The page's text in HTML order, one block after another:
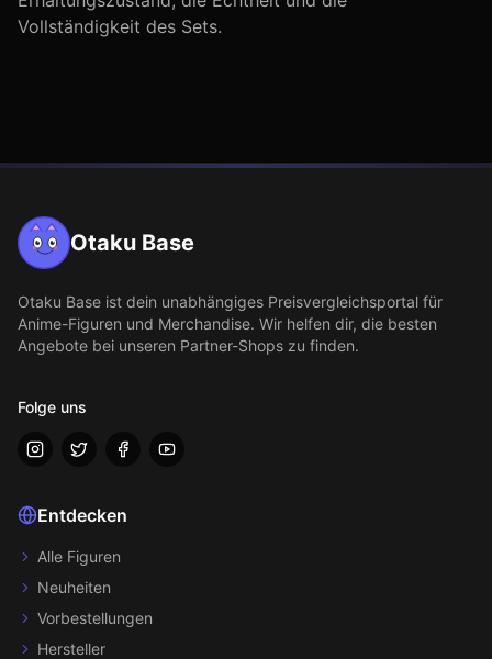
Vollständigkeit des Sets.
Otaku Base
Otaku Base ist dein unabhängiges Preisvergleichsportal für
Anime-Figuren und Merchandise. Wir helfen dir, die besten
Angebote bei unseren Partner-Shops zu finden.
Folge uns
Entdecken
Alle Figuren
Neuheiten
Vorbestellungen
Hersteller